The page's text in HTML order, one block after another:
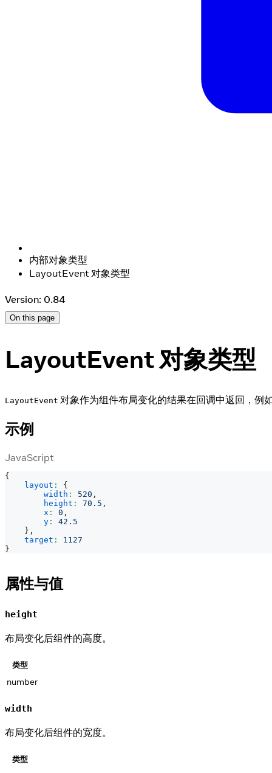
内部对象类型
LayoutEvent 对象类型
Version: 0.84
On this page
LayoutEvent 对象类型
LayoutEvent 对象作为组件布局变化的结果在回调中返回，例
示例
JavaScript
{
layout :
{
width : 520 ,
height : 70.5 ,
x : 0 ,
y :
42.5
} ,
target :
1127
}
属性与值
height
布局变化后组件的高度。
类型
number
width
布局变化后组件的宽度。
类型